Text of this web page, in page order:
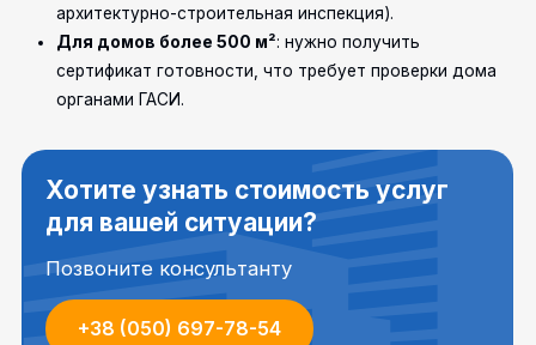
архитектурно-строительная инспекция).
Для домов более 500 м²: нужно получить
сертификат готовности, что требует проверки дома
органами ГАСИ.
Хотите узнать стоимость услуг
для вашей ситуации?
Позвоните консультанту
+38 (050) 697-78-54